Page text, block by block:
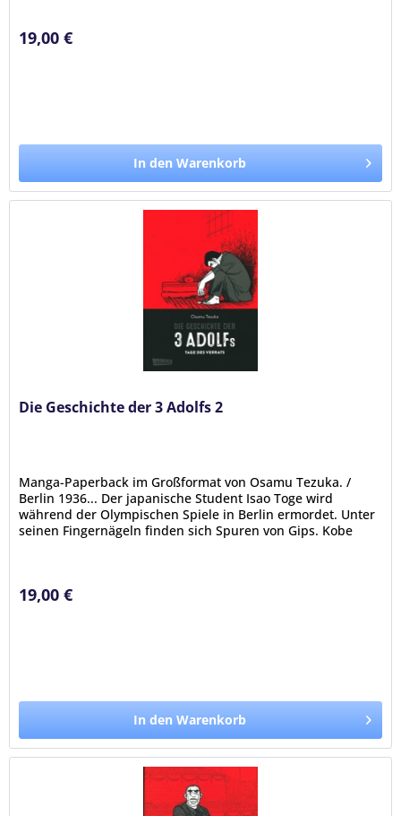
19,00 €
In den Warenkorb
Die Geschichte der 3 Adolfs 2
Manga-Paperback im Großformat von Osamu Tezuka. /
Berlin 1936... Der japanische Student Isao Toge wird
während der Olympischen Spiele in Berlin ermordet. Unter
seinen Fingernägeln finden sich Spuren von Gips. Kobe
19,00 €
In den Warenkorb